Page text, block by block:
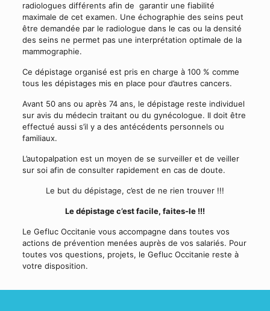
radiologues différents afin de garantir une fiabilité
maximale de cet examen. Une échographie des seins peut
être demandée par le radiologue dans le cas ou la densité
des seins ne permet pas une interprétation optimale de la
mammographie.
Ce dépistage organisé est pris en charge à 100 % comme
tous les dépistages mis en place pour d’autres cancers.
Avant 50 ans ou après 74 ans, le dépistage reste individuel
sur avis du médecin traitant ou du gynécologue. Il doit être
effectué aussi s’il y a des antécédents personnels ou
familiaux.
L’autopalpation est un moyen de se surveiller et de veiller
sur soi afin de consulter rapidement en cas de doute.
Le but du dépistage, c’est de ne rien trouver !!!
Le dépistage c’est facile, faites-le !!!
Le Gefluc Occitanie vous accompagne dans toutes vos
actions de prévention menées auprès de vos salariés. Pour
toutes vos questions, projets, le Gefluc Occitanie reste à
votre disposition.